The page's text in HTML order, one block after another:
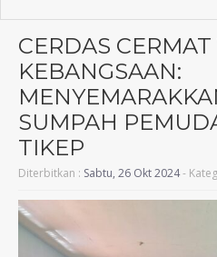
CERDAS
KEBANGSAAN:
SUMPAH
TIKEP
Diterbitkan : Sabtu, 26 Okt 2024-